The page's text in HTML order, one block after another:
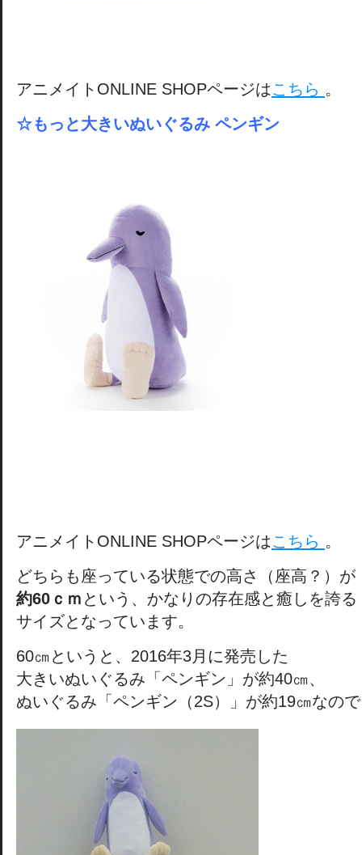
アニメイトONLINE SHOPページはこちら 。
☆もっと大きいぬいぐるみ ペンギン
アニメイトONLINE SHOPページはこちら 。
どちらも座っている状態での高さ（座高？）が
約60ｃｍ という、かなりの存在感と癒しを誇る
サイズとなっています。
60㎝というと、2016年3月に発売した
大きいぬいぐるみ「ペンギン」が約40㎝、
ぬいぐるみ「ペンギン（2S）」が約19㎝なの